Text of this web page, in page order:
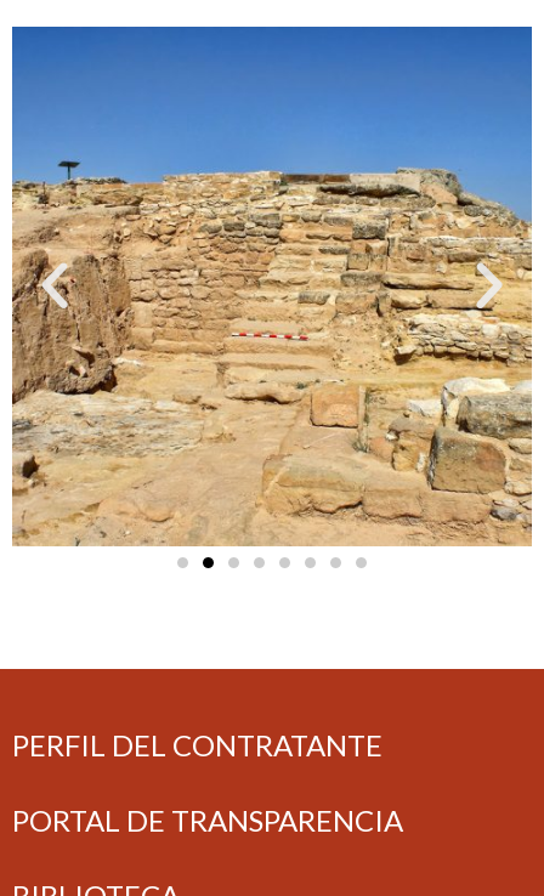
PERFIL DEL CONTRATANTE
PORTAL DE TRANSPARENCIA